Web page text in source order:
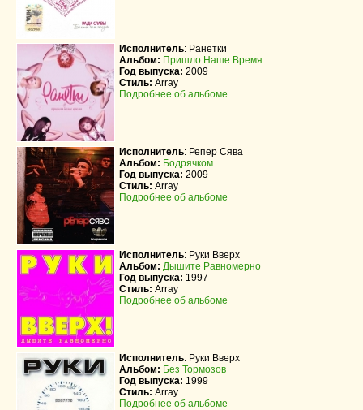
Исполнитель: Ранетки
Альбом: Пришло Наше Время
Год выпуска: 2009
Стиль: Array
Подробнее об альбоме
Исполнитель: Репер Сява
Альбом: Бодрячком
Год выпуска: 2009
Стиль: Array
Подробнее об альбоме
Исполнитель: Руки Вверх
Альбом: Дышите Равномерно
Год выпуска: 1997
Стиль: Array
Подробнее об альбоме
Исполнитель: Руки Вверх
Альбом: Без Тормозов
Год выпуска: 1999
Стиль: Array
Подробнее об альбоме